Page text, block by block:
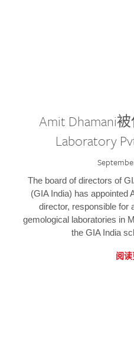
Amit Dhamani
Laboratory
The board of directors of
(GIA India) has appointed
director, responsible for
gemological laboratories in
the GIA India
阅